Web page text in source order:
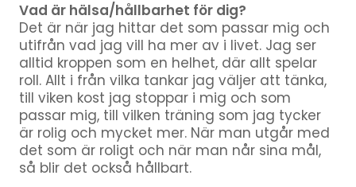
Vad är hälsa/hållbarhet för dig?
Det är när jag hittar det som passar mig och
utifrån vad jag vill ha mer av i livet. Jag ser
alltid kroppen som en helhet, där allt spelar
roll. Allt i från vilka tankar jag väljer att tänka,
till viken kost jag stoppar i mig och som
passar mig, till vilken träning som jag tycker
är rolig och mycket mer. När man utgår med
det som är roligt och när man når sina mål,
så blir det också hållbart.